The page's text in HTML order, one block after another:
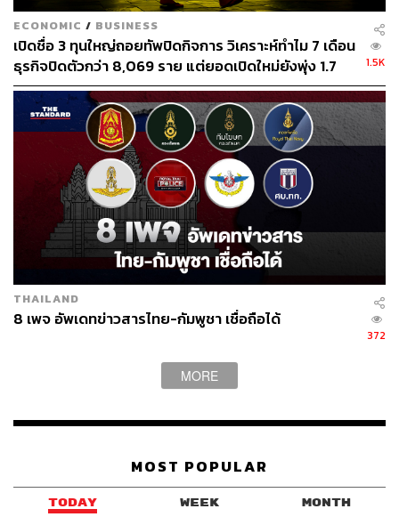
ECONOMIC / BUSINESS
เปิดชื่อ 3 ทุนใหญ่ถอยทัพปิดกิจการ วิเคราะห์ทำไม 7 เดือน
ธุรกิจปิดตัวกว่า 8,069 ราย แต่ยอดเปิดใหม่ยังพุ่ง 1.7
แสนล้าน
1.5K
THAILAND
8 เพจ อัพเดทข่าวสารไทย-กัมพูชา เชื่อถือได้
372
MORE
MOST POPULAR
TODAY WEEK MONTH